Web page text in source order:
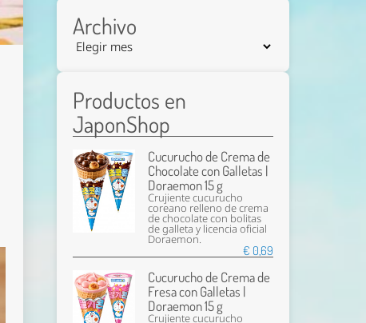
Archivo
Productos en
JaponShop
Cucurucho de Crema de
Chocolate con Galletas |
Doraemon 15 g
Crujiente cucurucho
coreano relleno de crema
de chocolate con bolitas
de galleta y licencia oficial
Doraemon.
€ 0,69
Cucurucho de Crema de
Fresa con Galletas |
Doraemon 15 g
Crujiente cucurucho